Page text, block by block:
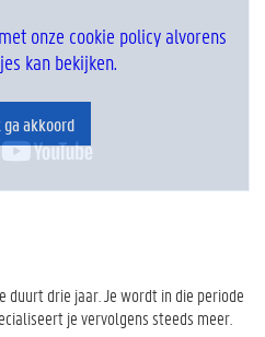
onze cookie policy alvorens
kan bekijken.
ga akkoord
duurt drie jaar. Je wordt in die periode
je vervolgens steeds meer.